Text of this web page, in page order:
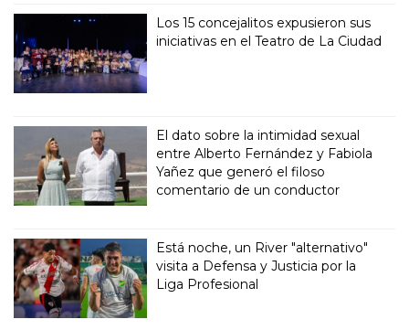
Los 15 concejalitos expusieron sus
iniciativas en el Teatro de La Ciudad
El dato sobre la intimidad sexual
entre Alberto Fernández y Fabiola
Yañez que generó el filoso
comentario de un conductor
Está noche, un River "alternativo"
visita a Defensa y Justicia por la
Liga Profesional